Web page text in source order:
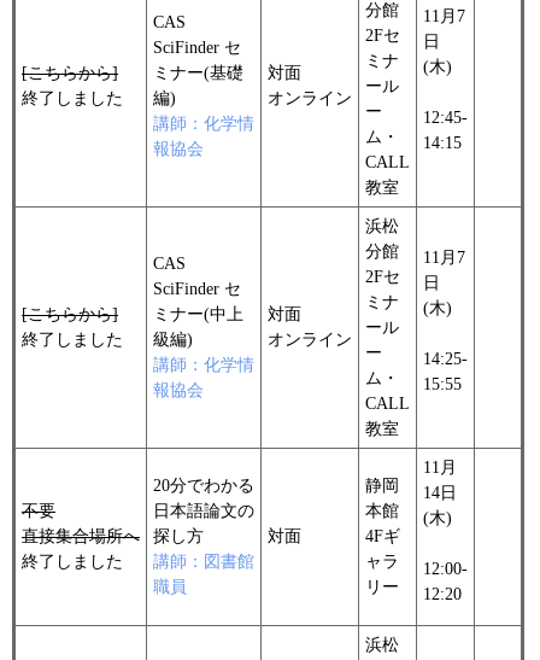
[こちらから]
終了しました
CAS
SciFinder セ
ミナー(基礎
編)
講師：化学情
報協会
対面
オンライン
分館
2Fセ
ミナ
ール
ー
ム・
CALL
教室
11月7
日
(木)
12:45-
14:15
[こちらから]
終了しました
CAS
SciFinder セ
ミナー(中上
級編)
講師：化学情
報協会
対面
オンライン
浜松
分館
2Fセ
ミナ
ール
ー
ム・
CALL
教室
11月7
日
(木)
14:25-
15:55
不要
直接集合場所へ
終了しました
20分でわかる
日本語論文の
探し方
講師：図書館
職員
対面
静岡
本館
4Fギ
ャラ
リー
11月
14日
(木)
12:00-
12:20
浜松